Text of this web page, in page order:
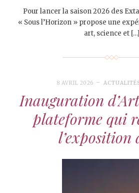
Pour lancer la saison 2026 des
« Sous l’Horizon » propose une
art, science et […]
8 AVRIL 2026
Inauguration
plateforme qui
l’exposition